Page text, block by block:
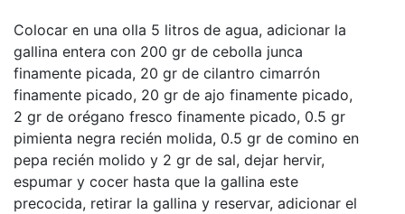
Colocar en una olla 5 litros de agua, adicionar la
gallina entera con 200 gr de cebolla junca
finamente picada, 20 gr de cilantro cimarrón
finamente picado, 20 gr de ajo finamente picado,
2 gr de orégano fresco finamente picado, 0.5 gr
pimienta negra recién molida, 0.5 gr de comino en
pepa recién molido y 2 gr de sal, dejar hervir,
espumar y cocer hasta que la gallina este
precocida, retirar la gallina y reservar, adicionar el